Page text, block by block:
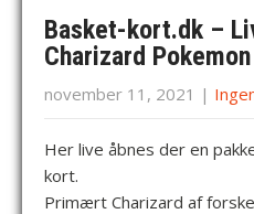
Basket-kort.dk –
Charizard
november 11, 2021 |
Her live åbnes der en
kort.
Primært Charizard af